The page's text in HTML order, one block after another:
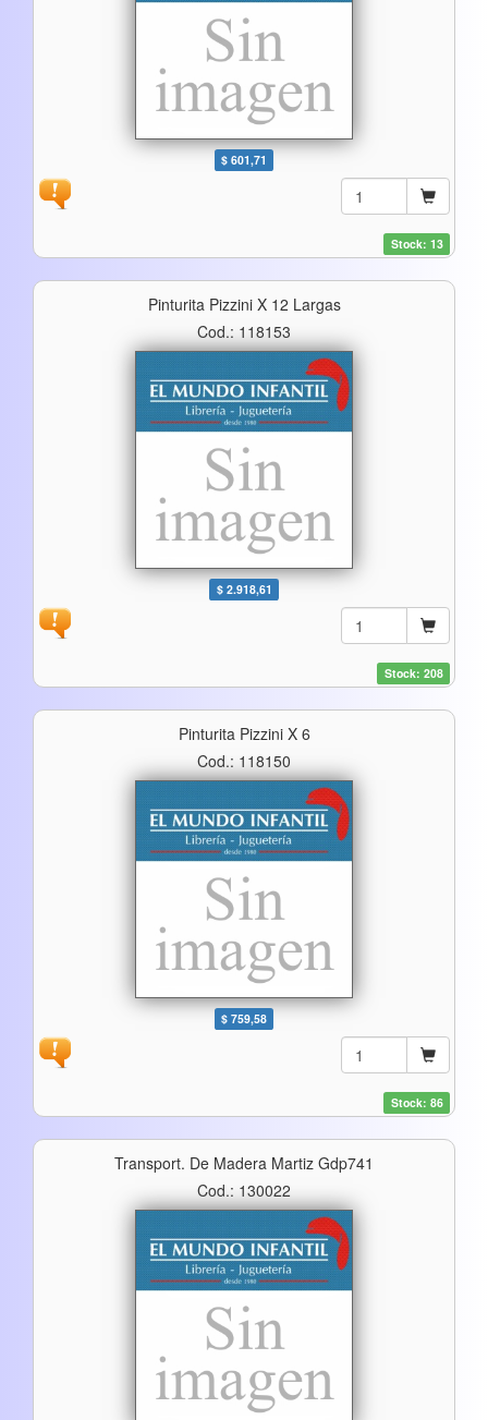
$ 601,71
Stock: 13
Pinturita Pizzini X 12 Largas
Cod.: 118153
$ 2.918,61
Stock: 208
Pinturita Pizzini X 6
Cod.: 118150
$ 759,58
Stock: 86
Transport. De Madera Martiz Gdp741
Cod.: 130022